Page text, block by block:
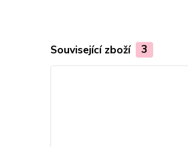
Související zboží 3